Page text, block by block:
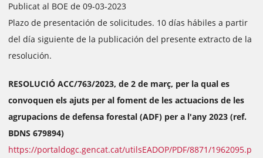
Publicat al BOE de 09-03-2023
Plazo de presentación de solicitudes. 10 días hábiles a partir
del día siguiente de la publicación del presente extracto de la
resolución.
RESOLUCIÓ ACC/763/2023, de 2 de març, per la qual es
convoquen els ajuts per al foment de les actuacions de les
agrupacions de defensa forestal (ADF) per a l'any 2023 (ref.
BDNS 679894)
https://portaldogc.gencat.cat/utilsEADOP/PDF/8871/1962095.p